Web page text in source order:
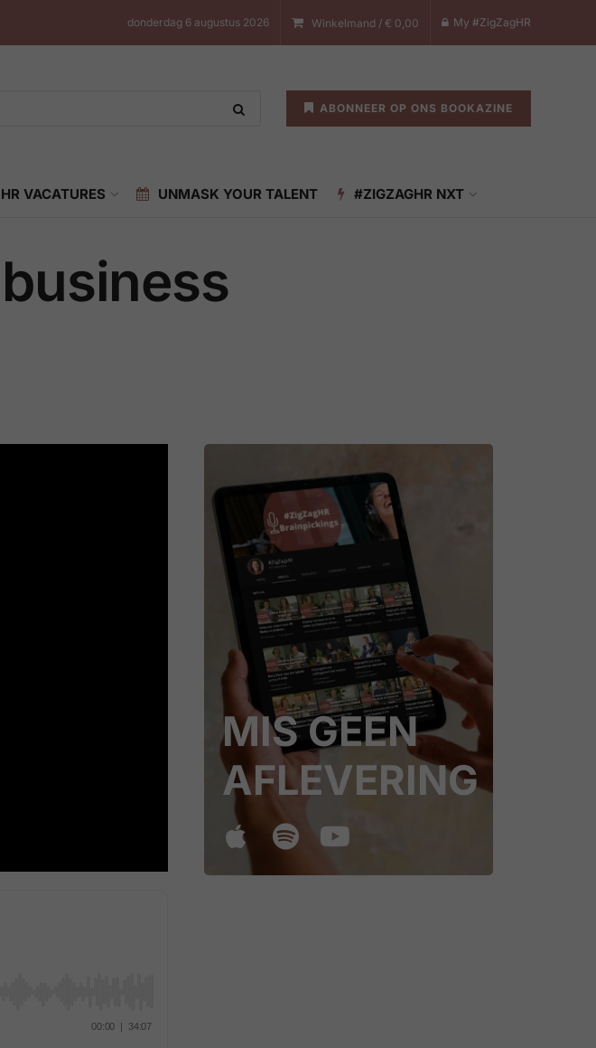
donderdag 6 augustus 2026 Winkelmand / € 0,00 My #ZigZagHR
ABONNEER OP ONS BOOKAZINE
HR VACATURES UNMASK YOUR TALENT #ZIGZAGHR NXT
MIS GEEN
AFLEVERING